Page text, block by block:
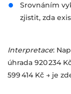
Srovnáním
zjistit, zda
Interpretace:
úhrada 920 234
599 414 Kč → je